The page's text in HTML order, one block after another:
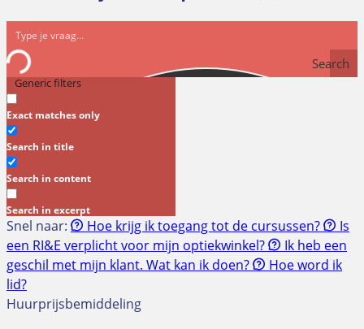
Search
Generic filters
Exact matches only
Search in title
Search in content
Search in excerpt
Snel naar: Hoe krijg ik toegang tot de cursussen?
Is
een RI&E verplicht voor mijn optiekwinkel?
Ik heb een
geschil met mijn klant. Wat kan ik doen?
Hoe word ik
lid?
Huurprijsbemiddeling